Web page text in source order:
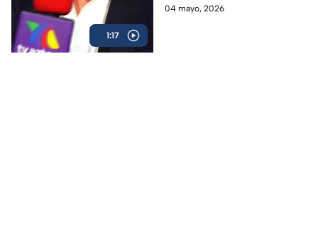
1:17
su legado imborrable.
04 mayo, 2026